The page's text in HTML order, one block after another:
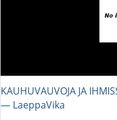
KAUHUVAUVOJA JA
― LaeppaVika